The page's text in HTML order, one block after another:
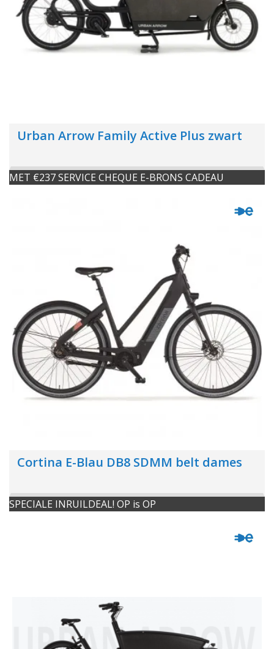
Urban Arrow Family Active Plus zwart
MET €237 SERVICE CHEQUE E-BRONS CADEAU
Cortina E-Blau DB8 SDMM belt dames
SPECIALE INRUILDEAL! OP is OP